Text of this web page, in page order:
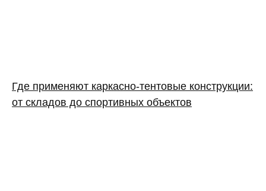
Где применяют каркасно‑тентовые конструкции:
от складов до спортивных объектов